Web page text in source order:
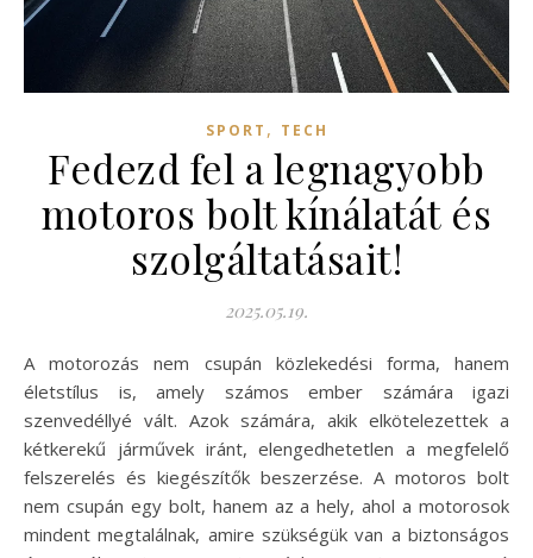
SPORT , TECH
Fedezd fel a legnagyobb
motoros bolt kínálatát és
szolgáltatásait!
2025.05.19.
A motorozás nem csupán közlekedési forma, hanem
életstílus is, amely számos ember számára igazi
szenvedéllyé vált. Azok számára, akik elkötelezettek a
kétkerekű járművek iránt, elengedhetetlen a megfelelő
felszerelés és kiegészítők beszerzése. A motoros bolt
nem csupán egy bolt, hanem az a hely, ahol a motorosok
mindent megtalálnak, amire szükségük van a biztonságos